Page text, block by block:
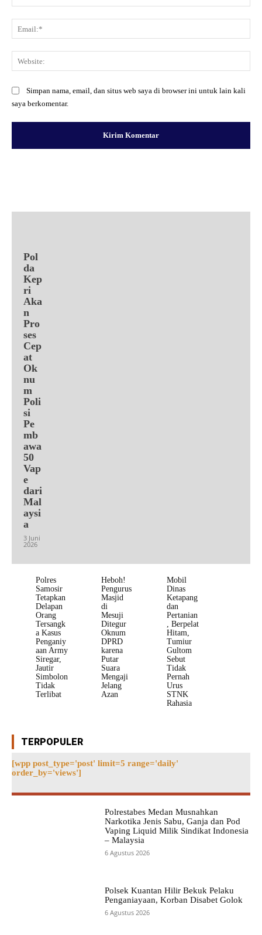
Simpan nama, email, dan situs web saya di browser ini untuk lain kali
saya berkomentar.
Pol
da
Kep
ri
Aka
n
Pro
ses
Cep
at
Ok
nu
m
Poli
si
Pe
mb
awa
50
Vap
e
dari
Mal
aysi
a
3 Juni
2026
Polres
Samosir
Tetapkan
Delapan
Orang
Tersangk
a Kasus
Penganiy
aan Army
Siregar,
Jautir
Simbolon
Tidak
Terlibat
Heboh!
Pengurus
Masjid
di
Mesuji
Ditegur
Oknum
DPRD
karena
Putar
Suara
Mengaji
Jelang
Azan
Mobil
Dinas
Ketapang
dan
Pertanian
, Berpelat
Hitam,
Tumiur
Gultom
Sebut
Tidak
Pernah
Urus
STNK
Rahasia
TERPOPULER
[wpp post_type='post' limit=5 range='daily'
order_by='views']
Polrestabes Medan Musnahkan
Narkotika Jenis Sabu, Ganja dan Pod
Vaping Liquid Milik Sindikat Indonesia
– Malaysia
6 Agustus 2026
Polsek Kuantan Hilir Bekuk Pelaku
Penganiayaan, Korban Disabet Golok
6 Agustus 2026